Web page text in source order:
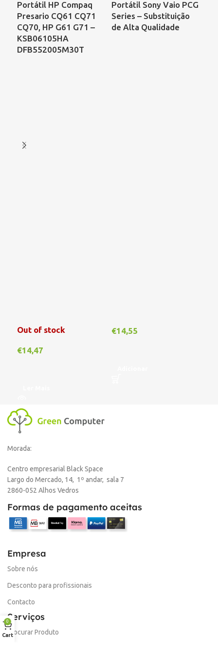
Portátil HP Compaq
Presario CQ61 CQ71
CQ70, HP G61 G71 –
KSB06105HA
DFB552005M30T
Out of stock
€14,47
Portátil Sony Vaio PCG
Series – Substituição
de Alta Qualidade
€14,55
Morada:
Centro empresarial Black Space
Largo do Mercado, 14, 1º andar, sala 7
2860-052 Alhos Vedros
Formas de pagamento aceitas
Empresa
Sobre nós
Desconto para profissionais
Contacto
Serviços
Procurar Produto
0
Cart